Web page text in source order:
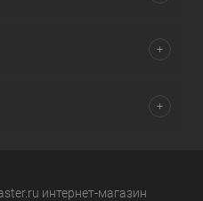
интернет-магазин